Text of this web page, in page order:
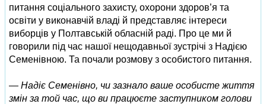
питання соціального захисту, охорони здоров’я та
освіти у виконавчій владі й представляє інтереси
виборців у Полтавській обласній раді. Про це ми й
говорили під час нашої нещодавньої зустрічі з Надією
Семенівною. Та почали розмову з особистого питання.
— Надіє Семенівно, чи зазнало ваше особисте життя
змін за той час, що ви працюєте заступником голови